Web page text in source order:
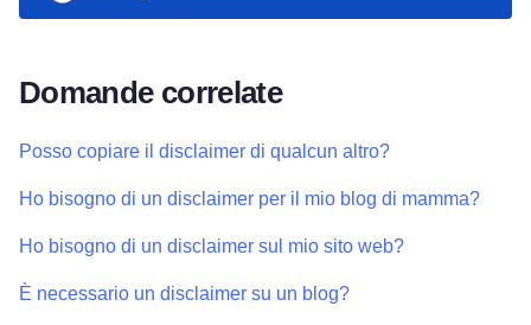
Domande correlate
Posso copiare il disclaimer di qualcun altro?
Ho bisogno di un disclaimer per il mio blog di mamma?
Ho bisogno di un disclaimer sul mio sito web?
È necessario un disclaimer su un blog?